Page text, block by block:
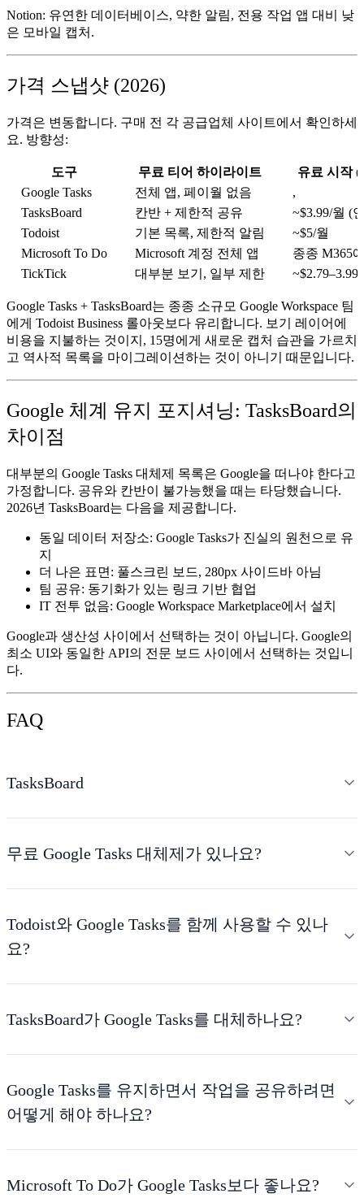
Notion: 유연한 데이터베이스, 약한 알림, 전용 작업 앱 대비 낮
은 모바일 캡처.
가격 스냅샷 (2026)
가격은 변동합니다. 구매 전 각 공급업체 사이트에서 확인하세
요. 방향성:
도구 무료 티어 하이라이트
유료 시작 (
Google Tasks
전체 앱, 페이월 없음
,
TasksBoard
칸반 + 제한적 공유
~$3.99/월 (
Todoist
기본 목록, 제한적 알림
~$5/월
Microsoft To Do
Microsoft 계정 전체 앱
종종 M365
TickTick
대부분 보기, 일부 제한
Google Tasks + TasksBoard는 종종 소규모 Google Workspace 팀
에게 Todoist Business 롤아웃보다 유리합니다. 보기 레이어 에
비용을 지불하는 것이지, 15명에게 새로운 캡처 습관을 가르치
고 역사적 목록을 마이그레이션하는 것이 아니기 때문입니다.
Google 체계 유지 포지셔닝: TasksBoard의
차이점
대부분의 Google Tasks 대체제 목록은 Google을 떠나야 한다고
가정합니다. 공유와 칸반이 불가능했을 때는 타당했습니다.
2026년 TasksBoard는 다음을 제공합니다.
동일 데이터 저장소: Google Tasks가 진실의 원천으로 유
지
더 나은 표면: 풀스크린 보드, 280px 사이드바 아님
팀 공유: 동기화가 있는 링크 기반 협업
IT 전투 없음: Google Workspace Marketplace에서 설치
Google과 생산성 사이에서 선택하는 것이 아닙니다. Google의
최소 UI와 동일한 API의 전문 보드 사이에서 선택하는 것입니
다.
FAQ
TasksBoard
무료 Google Tasks 대체제가 있나요?
Todoist와 Google Tasks를 함께 사용할 수 있나
요?
TasksBoard가 Google Tasks를 대체하나요?
Google Tasks를 유지하면서 작업을 공유하려면
어떻게 해야 하나요?
Microsoft To Do가 Google Tasks보다 좋나요?